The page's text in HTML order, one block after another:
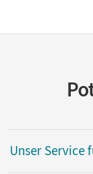
Unser Service